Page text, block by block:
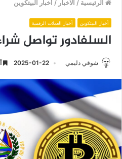
الرئيسية / الاخبار /أخبار البيتكوين
أخبار البيتكوين أخبار العملات الرقمية
السلفادور تواصل
شوقي دليمي 2025-01-22